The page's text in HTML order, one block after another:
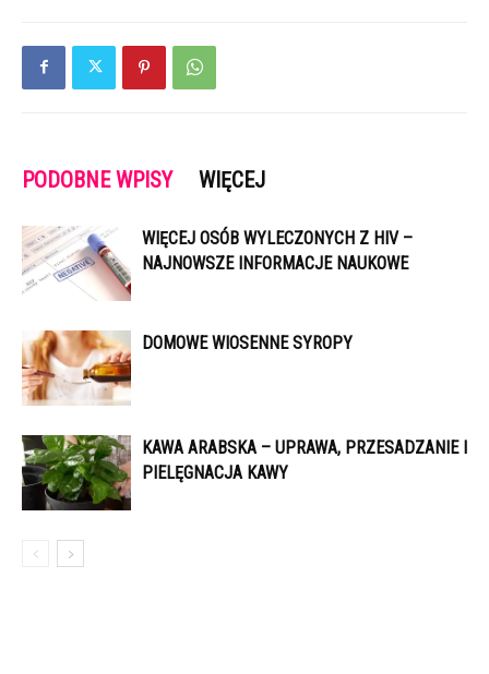
PODOBNE WPISY WIĘCEJ
WIĘCEJ OSÓB WYLECZONYCH Z HIV –
NAJNOWSZE INFORMACJE NAUKOWE
DOMOWE WIOSENNE SYROPY
KAWA ARABSKA – UPRAWA, PRZESADZANIE I
PIELĘGNACJA KAWY